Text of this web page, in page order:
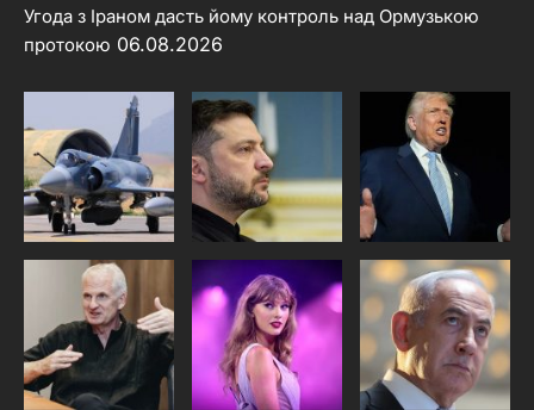
Угода з Іраном дасть йому контроль над Ормузькою
протокою 06.08.2026